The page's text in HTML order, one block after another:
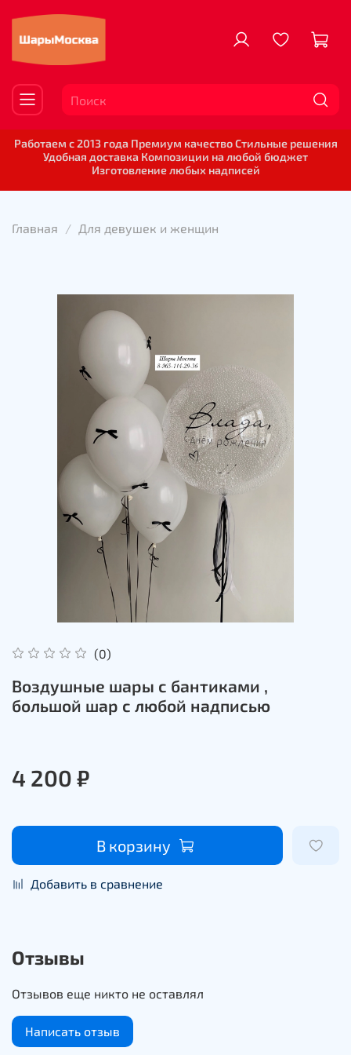
Работаем с 2013 года Премиум качество Стильные решения
Удобная доставка Композиции на любой бюджет
Изготовление любых надписей
Главная Для девушек и женщин
(0)
Воздушные шары с бантиками ,
большой шар с любой надписью
4 200 ₽
В корзину
Добавить в сравнение
Отзывы
Отзывов еще никто не оставлял
Написать отзыв